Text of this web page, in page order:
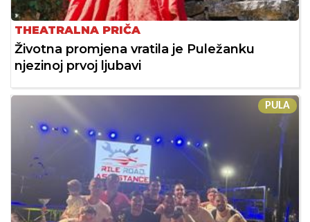
THEATRALNA PRIČA
Životna promjena vratila je Puležanku
njezinoj prvoj ljubavi
PULA